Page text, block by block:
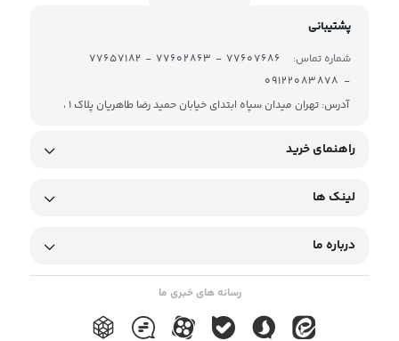
پشتیبانی
شماره تماس:
- 09122083878
آدرس: تهران میدان سپاه ابتدای خیابان حمید رضا طاهریان پلاک 1 ،
راهنمای خرید
لینک ها
درباره ما
رسانه های خبری ما